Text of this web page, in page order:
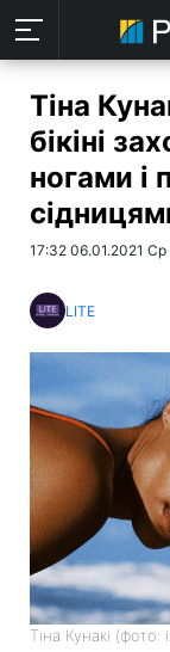
Тіна
бікіні
ногами і
17:32 06.01.2021 Ср
LITE
Тіна Кунакі